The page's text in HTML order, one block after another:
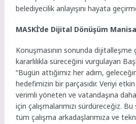
belediyecilik anlayışını hayata
MASKİ’de Dijital Dönüşüm
Konuşmasının sonunda dijitalleşme
kararlılıkla süreceğini vurgulayan
“Bugün attığımız her adım,
hedefimizin bir parçasıdır. Veriyi
verimli yöneten ve vatandaşına
için çalışmalarımızı sürdüreceğiz.
tüm çalışma arkadaşlarımıza ve